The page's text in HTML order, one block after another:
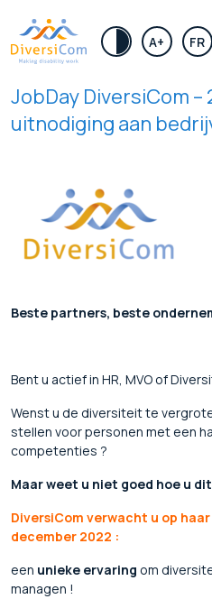
A+ FR
JobDay DiversiCom
uitnodiging aan
Beste partners, beste
Bent u actief in HR, MVO of
Wenst u de diversiteit te
stellen voor personen met een
competenties ?
Maar weet u niet goed hoe u
DiversiCom verwacht u op haar
december 2022 :
een unieke ervaring om
managen !